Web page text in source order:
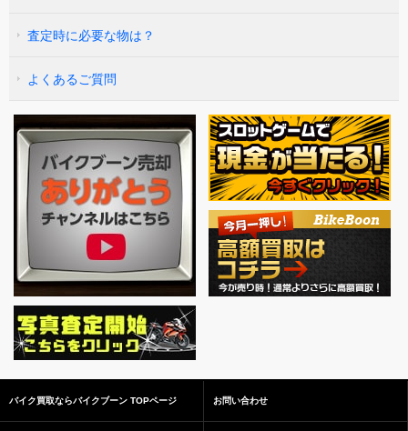
査定時に必要な物は？
よくあるご質問
バイク買取ならバイクブーン TOPページ お問い合わせ